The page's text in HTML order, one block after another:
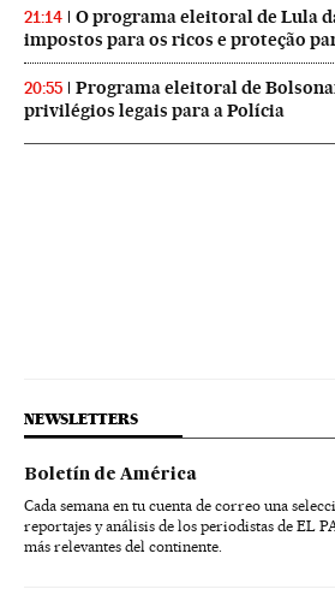
21:14
O programa eleitoral de Lula
impostos para os ricos e proteção
20:55
Programa eleitoral de
privilégios legais para a Polícia
NEWSLETTERS
Boletín de América
Cada semana en tu cuenta de correo una
reportajes y análisis de los periodistas de EL
más relevantes del continente.